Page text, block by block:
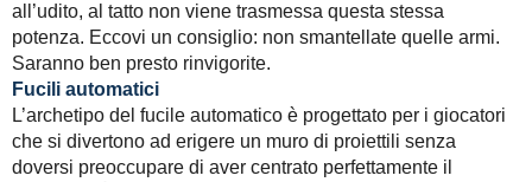
all’udito, al tatto non viene trasmessa questa stessa
potenza. Eccovi un consiglio: non smantellate quelle armi.
Saranno ben presto rinvigorite.
Fucili automatici
L’archetipo del fucile automatico è progettato per i giocatori
che si divertono ad erigere un muro di proiettili senza
doversi preoccupare di aver centrato perfettamente il